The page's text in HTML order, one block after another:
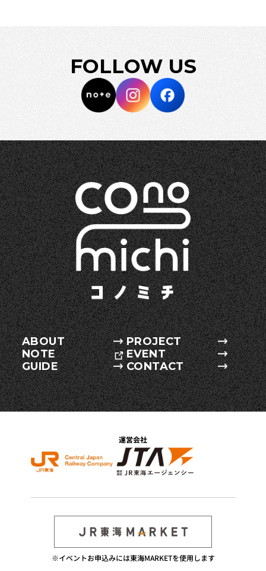
FOLLOW US
ABOUT
PROJECT
NOTE
EVENT
GUIDE
CONTACT
運営会社
※イベントお申込みには東海MARKETを使用します